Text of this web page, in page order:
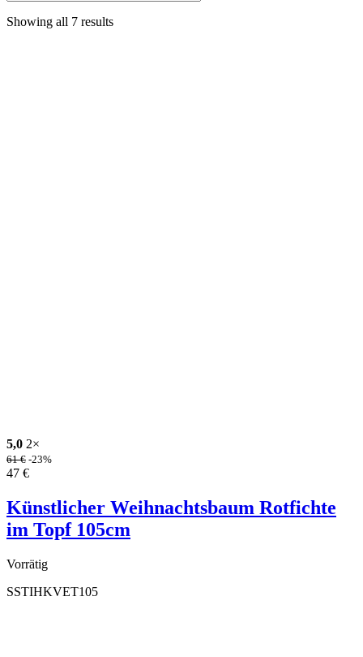
Showing all 7 results
5,0 2×
61€ -23%
47 €
Künstlicher Weihnachtsbaum Rotfichte
im Topf 105cm
Vorrätig
SSTIHKVET105